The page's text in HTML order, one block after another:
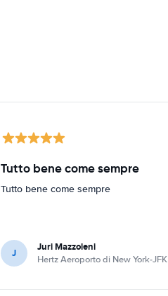
Tutto bene come sempre
Tutto bene come sempre
J Juri Mazzoleni
Hertz Aeroporto di New York-JFK